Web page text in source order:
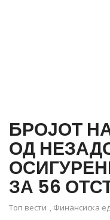
БРОЈОТ
ОД
ЗА 56
Топ вести , Финансиска